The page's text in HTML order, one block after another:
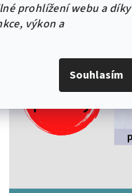
prohlížení webu a díky
výkon a
Souhlasím